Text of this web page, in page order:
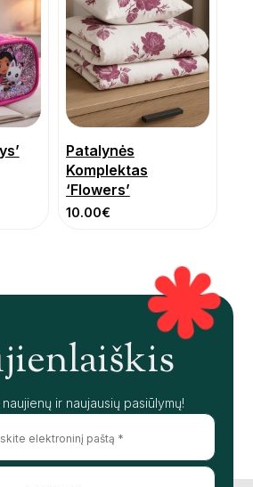
Patalynės
Komplektas
‘Flowers’
10.00€
ir naujausių pasiūlymų!